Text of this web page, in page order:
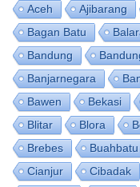
Aceh Ajibarang
Bagan Batu
Bandung
Banjarnegara
Bawen
Bekasi
Blitar
Blora
Brebes
Buahbatu
Cianjur
Cibadak